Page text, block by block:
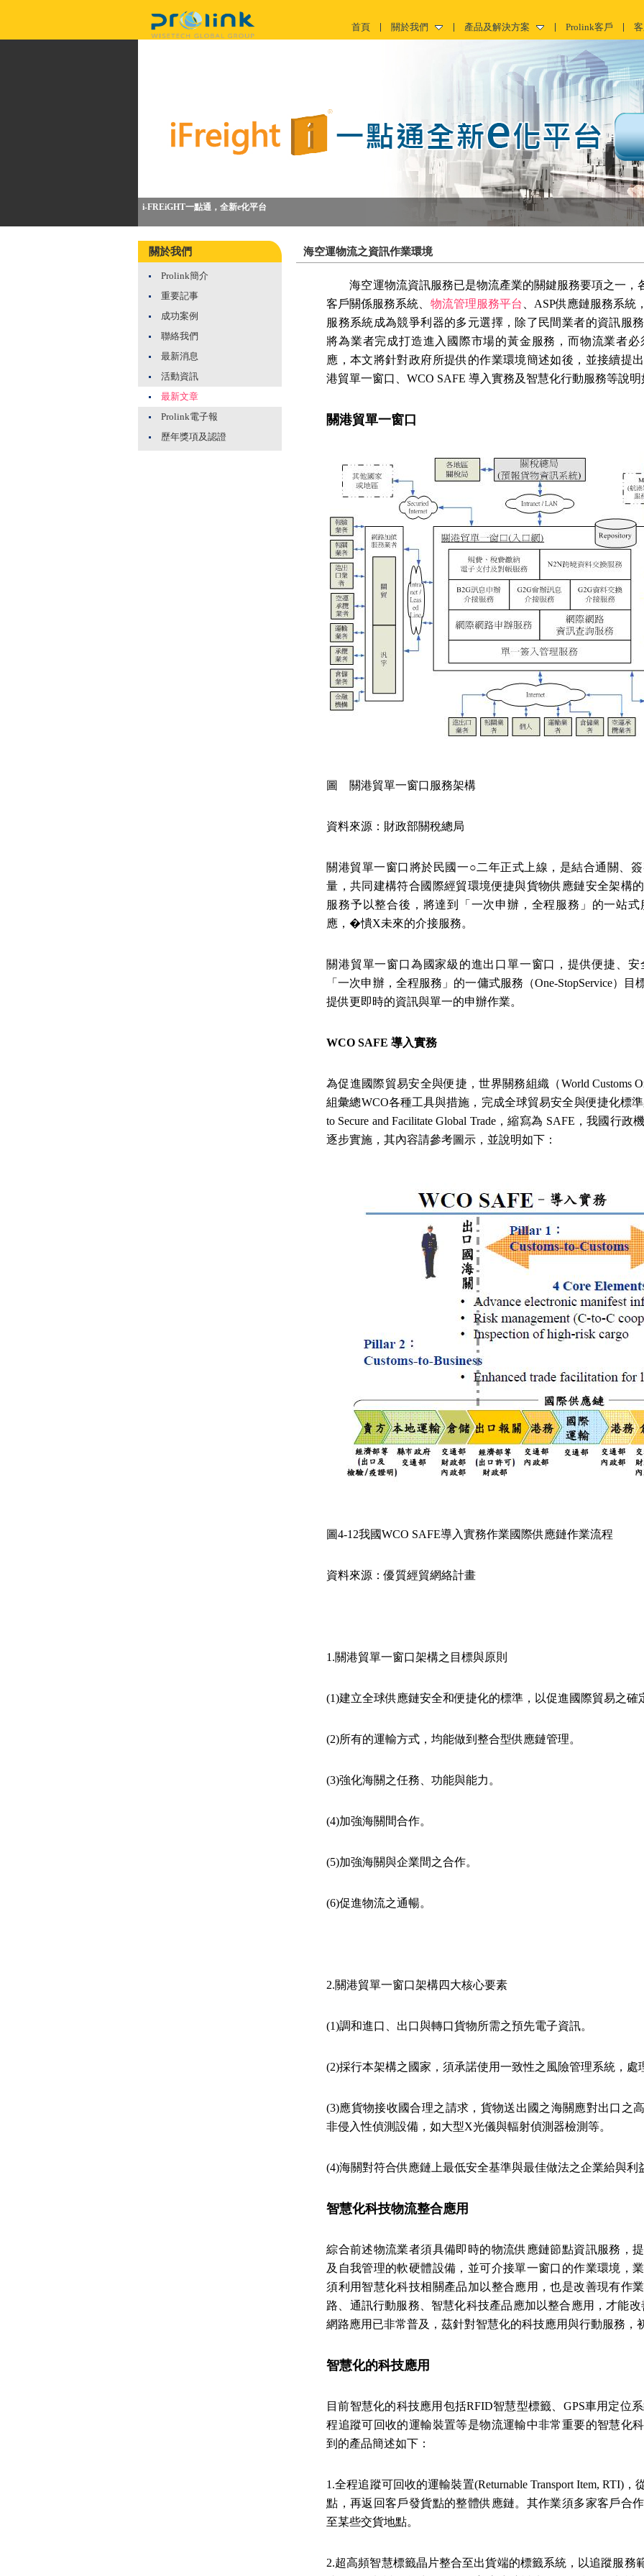
Prolink客戶
產品及解決方案
關於我們
首頁
i-FREiGHT一點通，全新e化平台
關於我們
Prolink簡介
重要記事
成功案例
聯絡我們
最新消息
活動資訊
最新文章
Prolink電子報
歷年獎項及認證
海空運物流之資訊作業環境
海空運物流資訊服務已是物流產業的關鍵服務要項之一，
客戶關係服務系統、 物流管理服務平台 ASP供應鏈服務系統
服務系統成為競爭利器的多元選擇，除了民間業者的資訊服
將為業者完成打造進入國際市場的黃金服務，而物流業者
應，本文將針對政府所提供的作業環境簡述如後，並接續提
港貿單一窗口、WCO SAFE 導入實務及智慧化行動服務等說明
關港貿單一窗口
圖 關港貿單一窗口服務架構
資料來源：財政部關稅總局
關港貿單一窗口將於民國一○二年正式上線，是結合通關、
量，共同建構符合國際經貿環境便捷與貨物供應鏈安全架構
服務予以整合後，將達到「一次申辦，全程服務」的一站
應，�憒X未來的介接服務。
關港貿單一窗口為國家級的進出口單一窗口，提供便捷、
「一次申辦，全程服務」的一傭式服務（One-StopService）目
提供更即時的資訊與單一的申辦作業。
WCO SAFE導入實務
為促進國際貿易安全與便捷，世界關務組織（World Customs
組彙總WCO各種工具與措施，完成全球貿易安全與便捷化標
to Secure and Facilitate Global Trade，縮寫為 SAFE ，我國行政
逐步實施，其內容請參考圖示，並說明如下：
圖4-12我國WCO SAFE導入實務作業國際供應鏈作業流程
資料來源：優質經貿網絡計畫
1.關港貿單一窗口架構之目標與原則
(1)建立全球供應鏈安全和便捷化的標準，以促進國際貿易之確
(2)所有的運輸方式，均能做到整合型供應鏈管理。
(3)強化海關之任務、功能與能力。
(4)加強海關間合作。
(5)加強海關與企業間之合作。
(6)促進物流之通暢。
2.關港貿單一窗口架構四大核心要素
(1)調和進口、出口與轉口貨物所需之預先電子資訊。
(2)採行本架構之國家，須承諾使用一致性之風險管理系統，處
(3)應貨物接收國合理之請求，貨物送出國之海關應對出口之
非侵入性偵測設備，如大型X光儀與輻射偵測器檢測等。
(4)海關對符合供應鏈上最低安全基準與最佳做法之企業給與利
智慧化科技物流整合應用
綜合前述物流業者須具備即時的物流供應鏈節點資訊服務，
及自我管理的軟硬體設備，並可介接單一窗口的作業環境，
須利用智慧化科技相關產品加以整合應用，也是改善現有作
路、通訊行動服務、智慧化科技產品應加以整合應用，才能
網路應用已非常普及，茲針對智慧化的科技應用與行動服務，
智慧化的科技應用
目前智慧化的科技應用包括RFID智慧型標籤、 GPS車用定位
程追蹤可回收的運輸裝置等是物流運輸中非常重要的智慧化
到的產品簡述如下：
1.全程追蹤可回收的運輸裝置(Returnable Transport Item, RTI) ，
點，再返回客戶發貨點的整體供應鏈。其作業須多家客戶合
至某些交貨地點。
2.超高頻智慧標籤晶片整合至出貨端的標籤系統，以追蹤服務